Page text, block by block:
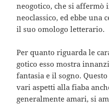
neogotico, che si affermò
neoclassico, ed ebbe una
il suo omologo letterario.
Per quanto riguarda le
gotico esso mostra
fantasia e il sogno.
vari aspetti alla fiaba
generalmente amari, si